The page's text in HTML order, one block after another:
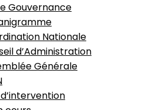
Gouvernance
Nationale
d’Administration
Générale